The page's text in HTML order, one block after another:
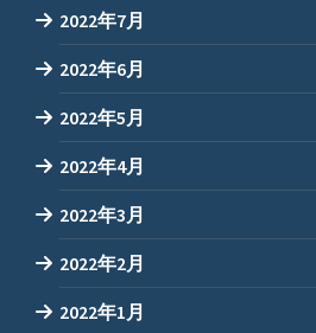
2022年7月
2022年6月
2022年5月
2022年4月
2022年3月
2022年2月
2022年1月